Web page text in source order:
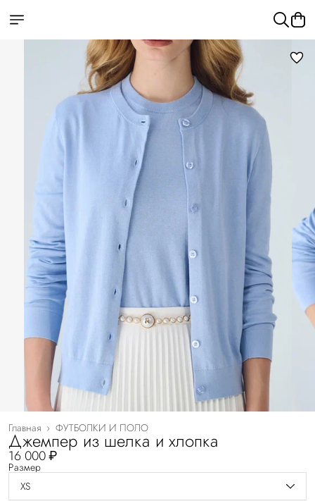
ФУТБОЛКИ И ПОЛО
Главная ›
Джемпер из шелка и хлопка
16 000 ₽
Размер
XS